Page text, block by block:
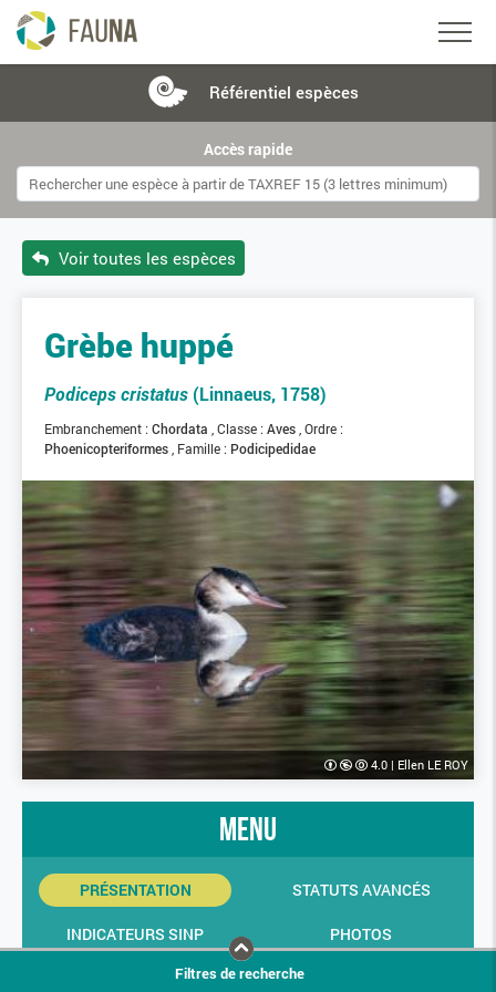
Référentiel espèces
Accès rapide
Voir toutes les espèces
Grèbe huppé
Podiceps cristatus (Linnaeus, 1758)
Embranchement : Chordata Classe : Aves Ordre :
Phoenicopteriformes Famille : Podicipedidae
4.0 | Ellen LE ROY
menu
PRÉSENTATION STATUTS AVANCÉS
INDICATEURS SINP
PHOTOS
Filtres de recherche